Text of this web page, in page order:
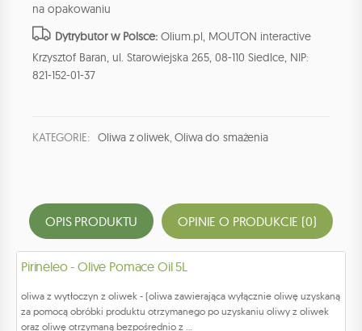
na opakowaniu
Dytrybutor w Polsce: Olium.pl, MOUTON interactive
Krzysztof Baran, ul. Starowiejska 265, 08-110 Siedlce, NIP:
821-152-01-37
KATEGORIE: Oliwa z oliwek,Oliwa do smażenia
OPIS PRODUKTU OPINIE O PRODUKCIE (0)
Pirineleo - Olive Pomace Oil 5L
oliwa z wytłoczyn z oliwek - (oliwa zawierająca wyłącznie oliwę uzyskaną
za pomocą obróbki produktu otrzymanego po uzyskaniu oliwy z oliwek
oraz oliwę otrzymaną bezpośrednio z ...